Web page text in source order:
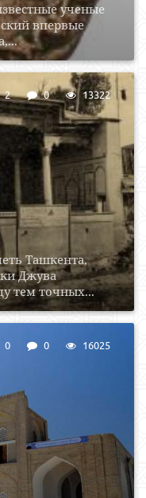
ученые
впервые
Ташкента,
Джува
тем точных...
2 0 13322
0 0 16025